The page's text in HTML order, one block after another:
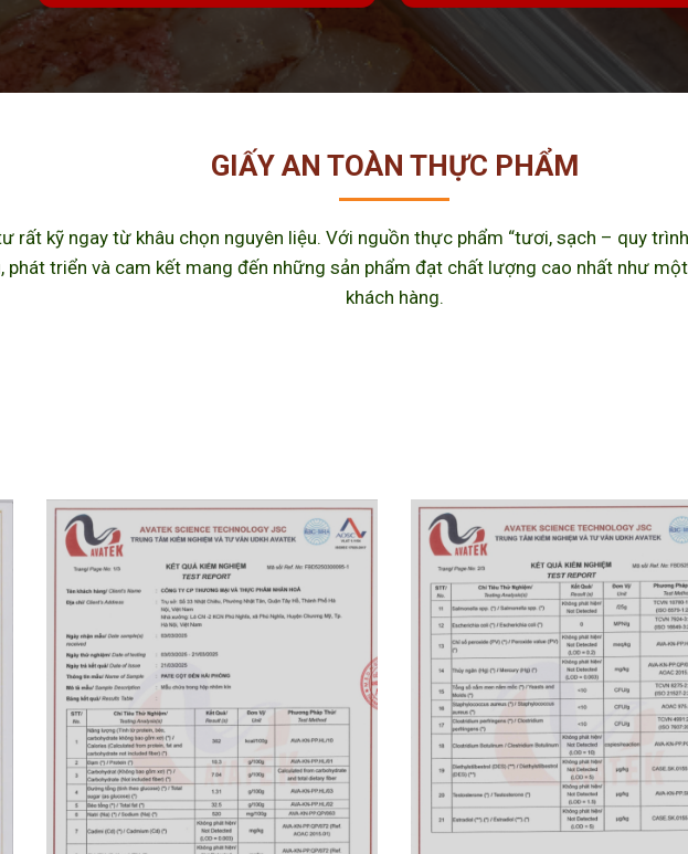
GIẤY AN TOÀN THỰC PHẨM
rất kỹ ngay từ khâu chọn nguyên liệu. Với nguồn thực phẩm “tươi, sạch – quy
phát triển và cam kết mang đến những sản phẩm đạt chất lượng cao nhất như
khách hàng.